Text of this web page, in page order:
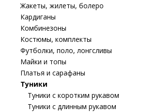
Жакеты, жилеты, болеро
Кардиганы
Комбинезоны
Костюмы, комплекты
Футболки, поло, лонгсливы
Майки и топы
Платья и сарафаны
Туники
Туники с коротким рукавом
Туники с длинным рукавом